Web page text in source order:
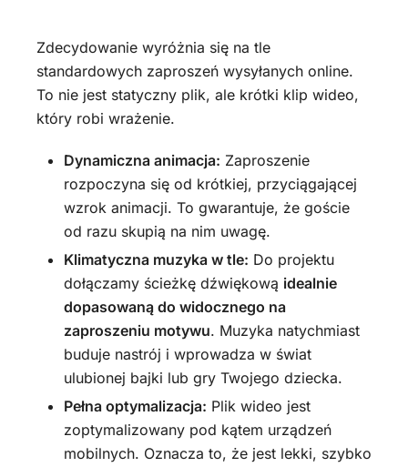
Zdecydowanie wyróżnia się na tle
standardowych zaproszeń wysyłanych online.
To nie jest statyczny plik, ale krótki klip wideo,
który robi wrażenie.
Dynamiczna animacja: Zaproszenie
rozpoczyna się od krótkiej, przyciągającej
wzrok animacji. To gwarantuje, że goście
od razu skupią na nim uwagę.
Klimatyczna muzyka w tle: Do projektu
dołączamy ścieżkę dźwiękową idealnie
dopasowaną do widocznego na
zaproszeniu motywu. Muzyka natychmiast
buduje nastrój i wprowadza w świat
ulubionej bajki lub gry Twojego dziecka.
Pełna optymalizacja: Plik wideo jest
zoptymalizowany pod kątem urządzeń
mobilnych. Oznacza to, że jest lekki, szybko